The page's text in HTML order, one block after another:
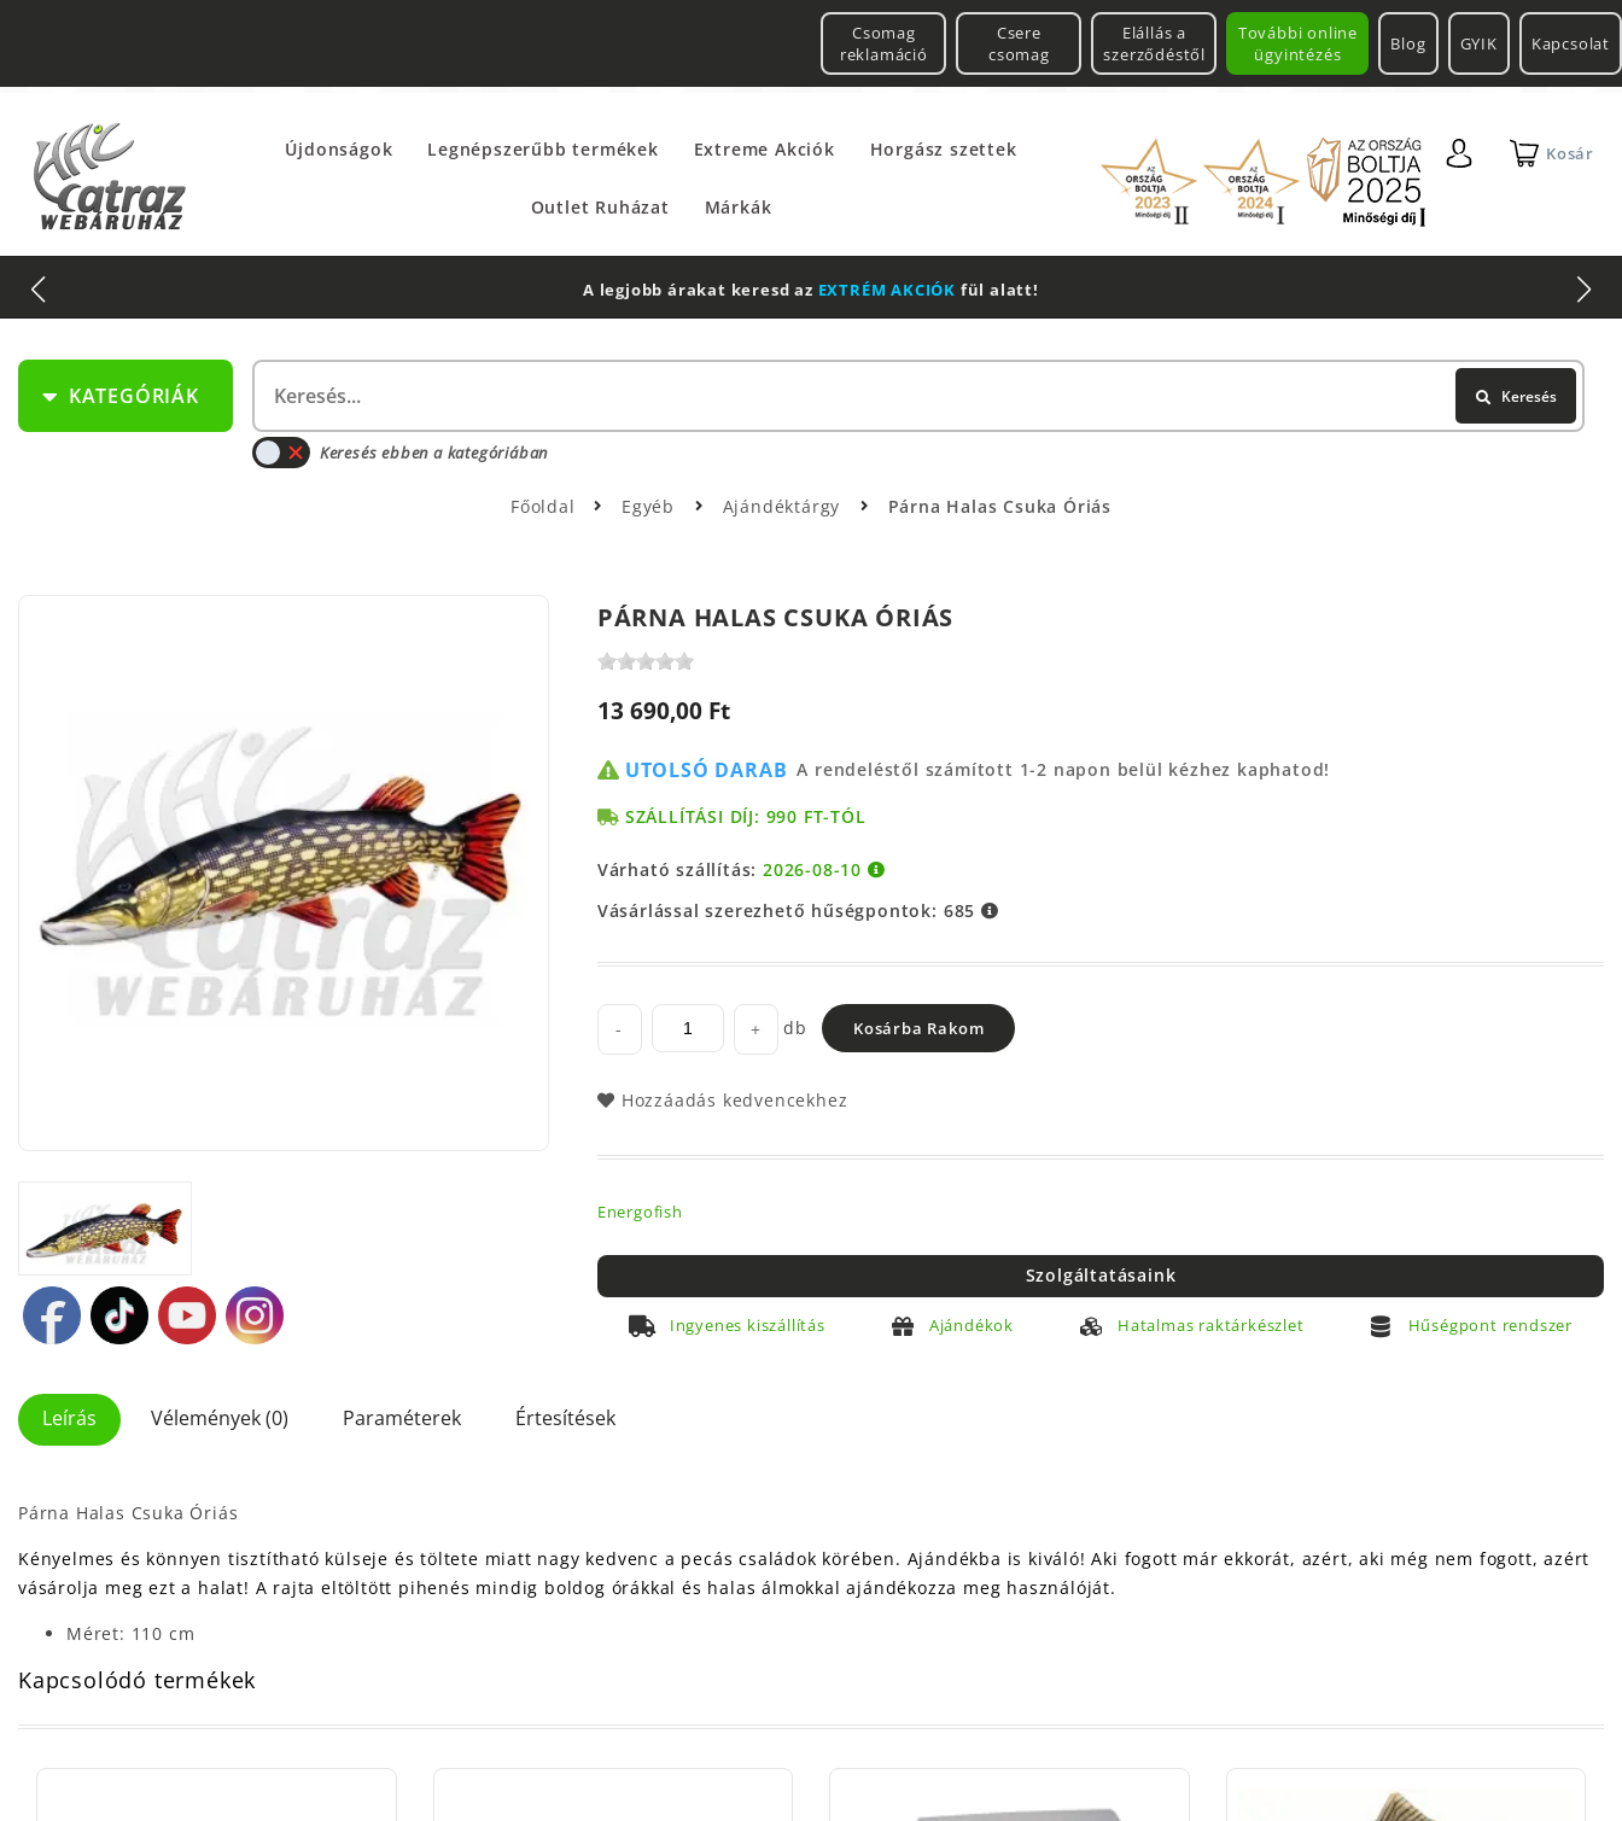
További online
ügyintézés
Csomag
reklamáció
Csere
csomag
Elállás a
szerződéstől
Blog GYIK Kapcsolat
Újdonságok Legnépszerűbb termékek Extreme Akciók Horgász szettek
Outlet Ruházat Márkák
Kosár
A legjobb árakat keresd az EXTRÉM AKCIÓK fül alatt!
KATEGÓRIÁK Keresés
Keresés ebben a kategóriában
Főoldal Egyéb Ajándéktárgy Párna Halas Csuka Óriás
PÁRNA HALAS CSUKA ÓRIÁS
13 690,00 Ft
UTOLSÓ DARAB A rendeléstől számított 1-2 napon belül kézhez kaphatod!
SZÁLLÍTÁSI DÍJ: 990 FT-TÓL
Várható szállítás:2026-08-10
Vásárlással szerezhető hűségpontok: 685
- + db Kosárba Rakom
Hozzáadás kedvencekhez
Energofish
Szolgáltatásaink
Ingyenes kiszállítás Ajándékok Hatalmas raktárkészlet Hűségpont rendszer
Leírás Vélemények (0) Paraméterek Értesítések
Párna Halas Csuka Óriás
Kényelmes és könnyen tisztítható külseje és töltete miatt nagy kedvenc a pecás családok körében. Ajándékba is kiváló! Aki fogott már ekkorát, azért, aki még nem fogott, azért
vásárolja meg ezt a halat! A rajta eltöltött pihenés mindig boldog órákkal és halas álmokkal ajándékozza meg használóját.
Méret: 110 cm
Kapcsolódó termékek